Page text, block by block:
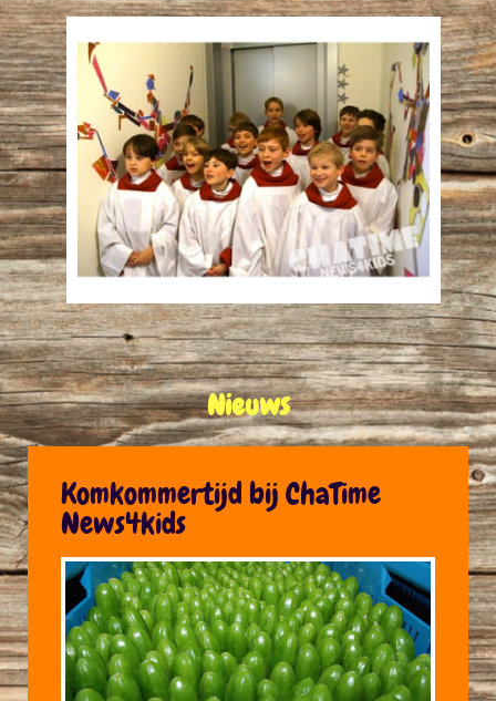
Nieuws
Komkommertijd bij ChaTime
News4kids